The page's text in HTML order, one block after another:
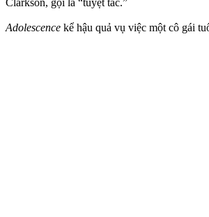
Adolescence kể hậu quả vụ việc một cô gái